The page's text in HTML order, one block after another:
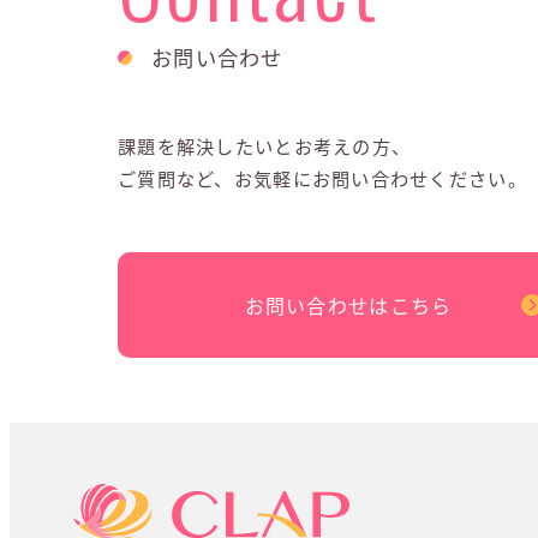
お問い合わせ
課題を解決したいとお考えの方、
ご質問など、お気軽にお問い合わせください。
お問い合わせはこちら